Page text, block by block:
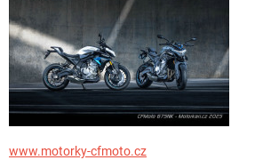
www.motorky-cfmoto.cz